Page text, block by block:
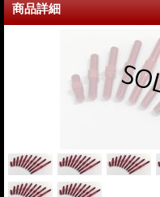
商品詳細